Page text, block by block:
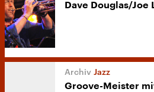
Dave Douglas/Joe
Jazz
Groove-Meister